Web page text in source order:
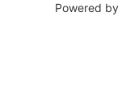
Powered by